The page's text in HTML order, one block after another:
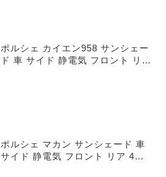
ポルシェ カイエン958 サンシェー
ド 車 サイド 静電気 フロント リア
ポルシェ マカン サンシェード 車
サイド 静電気 フロント リア 4枚